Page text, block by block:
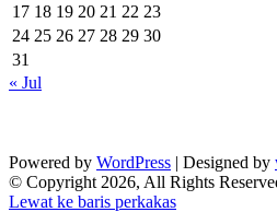
17 18 19 20 21 22 23
24 25 26 27 28 29 30
31
« Jul
Powered by WordPress | Designed by
© Copyright 2026, All Rights
Lewat ke baris perkakas